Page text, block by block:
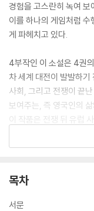
경험을 고스란히 녹여
이를 하나의 게임처럼
게 파헤치고 있다.
4부작인 이 소설은 4권
차 세계 대전이 발발하
사회, 그리고 전쟁이 끝
보여주는, 즉 영국인의
이 작품은 전쟁 뒤 유럽
으로 변모하게 될지 보
다.
목차
서문